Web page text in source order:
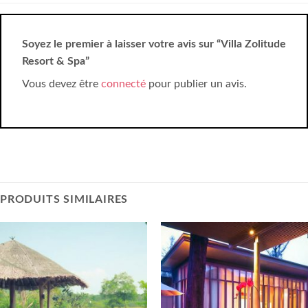
Soyez le premier à laisser votre avis sur “Villa Zolitude
Resort & Spa”
Vous devez être connecté pour publier un avis.
PRODUITS SIMILAIRES